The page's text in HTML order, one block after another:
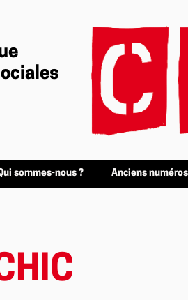
sommes-nous ? Anciens numéros